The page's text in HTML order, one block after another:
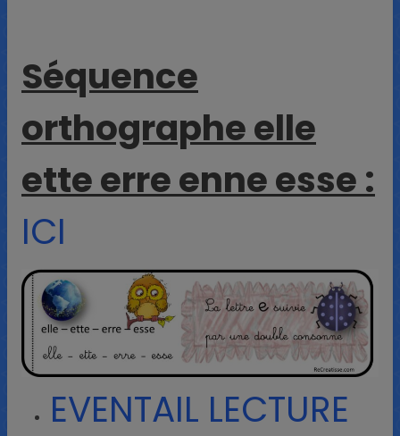
Séquence
orthographe elle
ette erre enne esse :
ICI
EVENTAIL LECTURE